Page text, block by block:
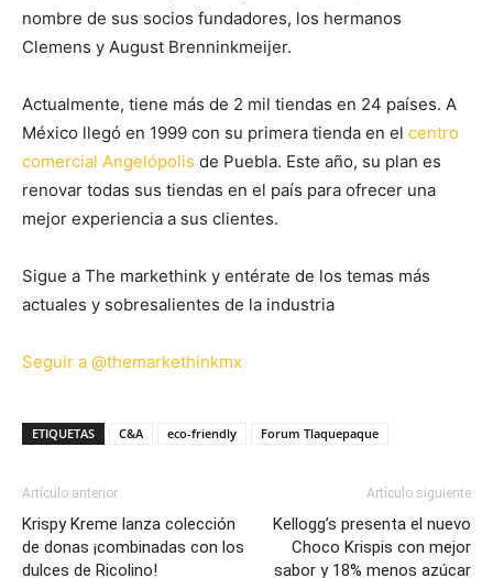
nombre de sus socios fundadores, los hermanos
Clemens y August Brenninkmeijer.
Actualmente, tiene más de 2 mil tiendas en 24 países. A
México llegó en 1999 con su primera tienda en el centro
comercial Angelópolis de Puebla. Este año, su plan es
renovar todas sus tiendas en el país para ofrecer una
mejor experiencia a sus clientes.
Sigue a The markethink y entérate de los temas más
actuales y sobresalientes de la industria
Seguir a @themarkethinkmx
ETIQUETAS C&A eco-friendly Forum Tlaquepaque
Artículo anterior
Krispy Kreme lanza colección
de donas ¡combinadas con los
dulces de Ricolino!
Artículo siguiente
Kellogg’s presenta el nuevo
Choco Krispis con mejor
sabor y 18% menos azúcar